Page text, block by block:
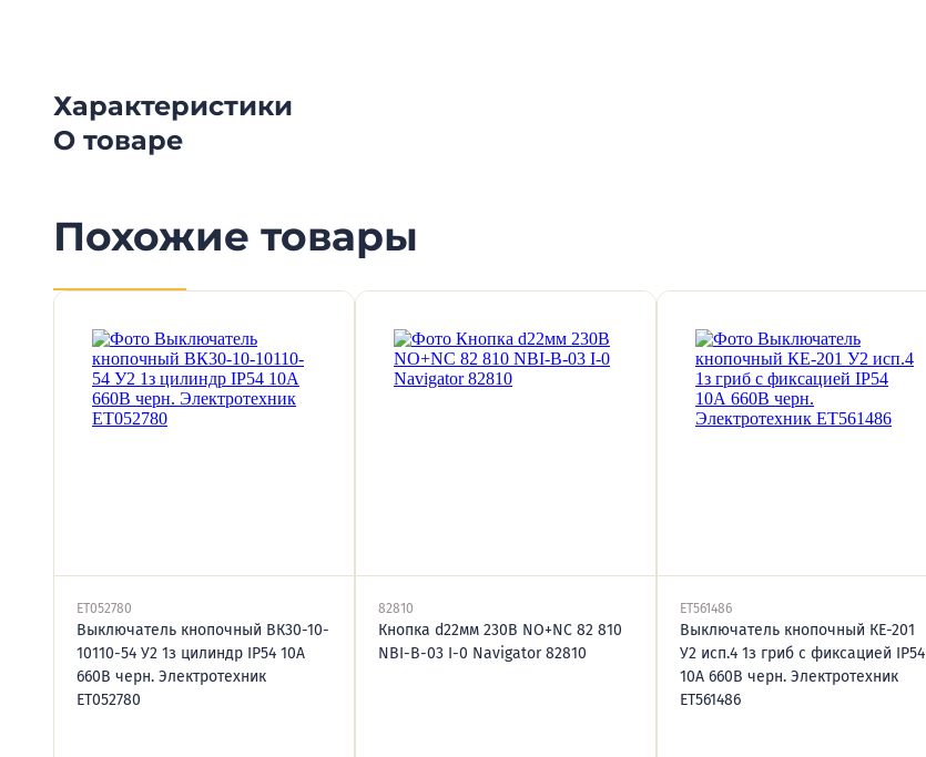
Характеристики
О товаре
Похожие товары
ET052780
Выключатель кнопочный ВК30-10-
10110-54 У2 1з цилиндр IP54 10А
660В черн. Электротехник
ET052780
82810
Кнопка d22мм 230В NO+NC 82 810
NBI-B-03 I-0 Navigator 82810
ET561486
Выключатель кнопочный КЕ-201
У2 исп.4 1з гриб с фиксацией IP54
10А 660В черн. Электротехник
ET561486